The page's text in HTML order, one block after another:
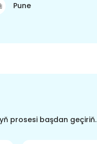
Pune
prosesi başdan geçiriň.